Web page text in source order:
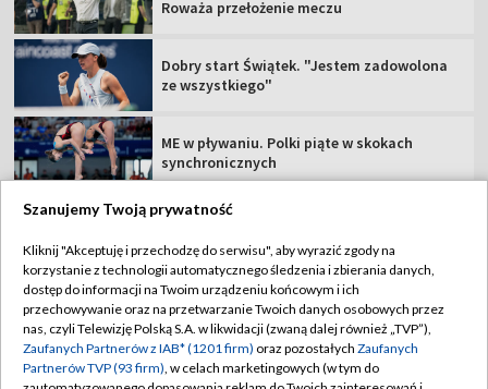
Roważa przełożenie meczu
Dobry start Świątek. "Jestem zadowolona
ze wszystkiego"
ME w pływaniu. Polki piąte w skokach
synchronicznych
TVP
Abonament TVP
Sklep TVP
Biuro Reklamy
Regulamin TVP
Polityka prywatności
Moje zgody
Szanujemy Twoją prywatność
Kliknij "Akceptuję i przechodzę do serwisu", aby wyrazić zgody na
korzystanie z technologii automatycznego śledzenia i zbierania danych,
dostęp do informacji na Twoim urządzeniu końcowym i ich
przechowywanie oraz na przetwarzanie Twoich danych osobowych przez
nas, czyli Telewizję Polską S.A. w likwidacji (zwaną dalej również „TVP”),
Zaufanych Partnerów z IAB* (1201 firm) oraz pozostałych Zaufanych
Partnerów TVP (93 firm), w celach marketingowych (w tym do